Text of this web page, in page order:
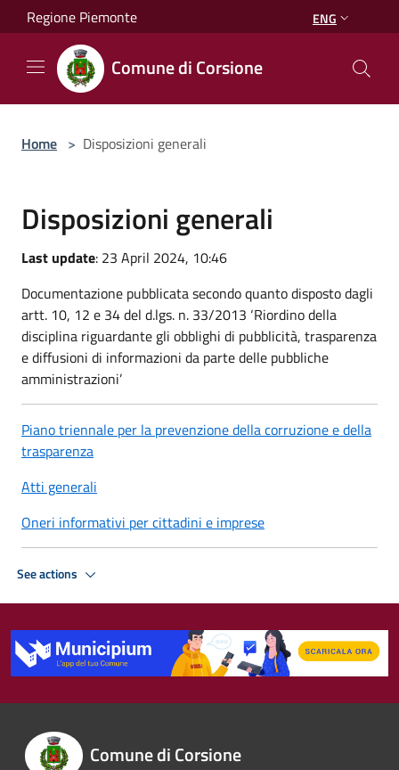
Salta al contenuto principale
Regione Piemonte ENG
Comune di Corsione
Home > Disposizioni generali
Disposizioni generali
Last update: 23 April 2024, 10:46
Documentazione pubblicata secondo quanto disposto dagli
artt. 10, 12 e 34 del d.lgs. n. 33/2013 ‘Riordino della
disciplina riguardante gli obblighi di pubblicità, trasparenza
e diffusioni di informazioni da parte delle pubbliche
amministrazioni’
Piano triennale per la prevenzione della corruzione e della
trasparenza
Atti generali
Oneri informativi per cittadini e imprese
See actions
Comune di Corsione